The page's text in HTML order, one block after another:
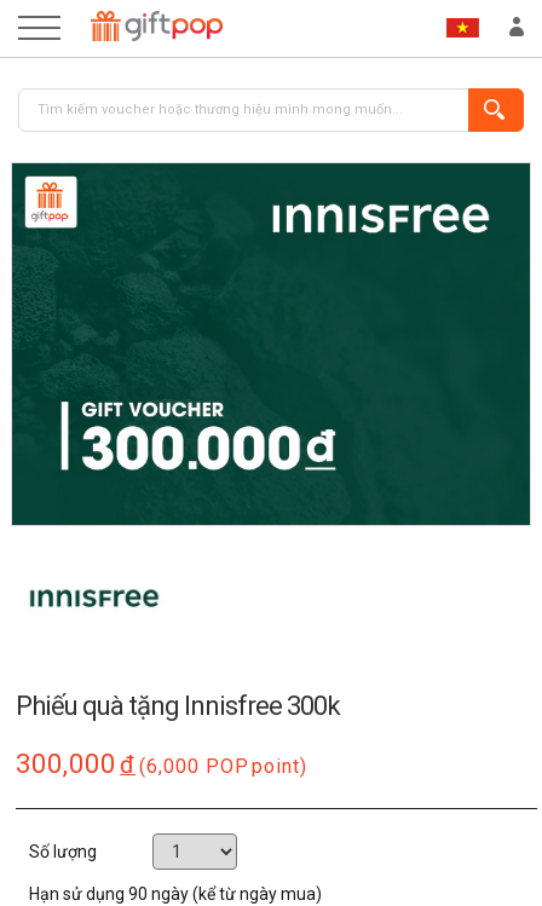
ĐĂNG NHẬP
Phiếu quà tặng Innisfree 300k
300,000 đ (6,000 POP point)
Số lượng
Hạn sử dụng90 ngày (kể từ ngày mua)